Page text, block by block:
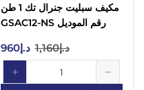
مكيف سبليت جنرال تك 1 طن
رقم الموديل GSAC12-NS
د.إ1,160 د.إ960